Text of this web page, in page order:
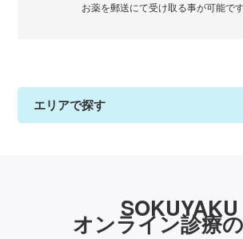
お薬を郵送にて受け取る事が可能で
エリアで探す
SOKUYAKU
オンライン診療